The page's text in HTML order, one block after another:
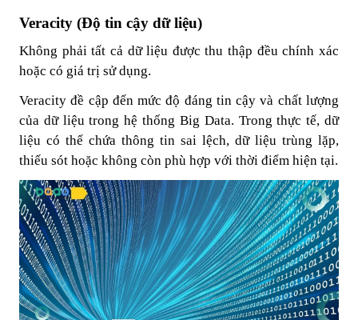
Veracity (Độ tin cậy dữ liệu)
Không phải tất cả dữ liệu được thu thập đều chính xác
hoặc có giá trị sử dụng.
Veracity đề cập đến mức độ đáng tin cậy và chất lượng
của dữ liệu trong hệ thống Big Data. Trong thực tế, dữ
liệu có thể chứa thông tin sai lệch, dữ liệu trùng lặp,
thiếu sót hoặc không còn phù hợp với thời điểm hiện tại.